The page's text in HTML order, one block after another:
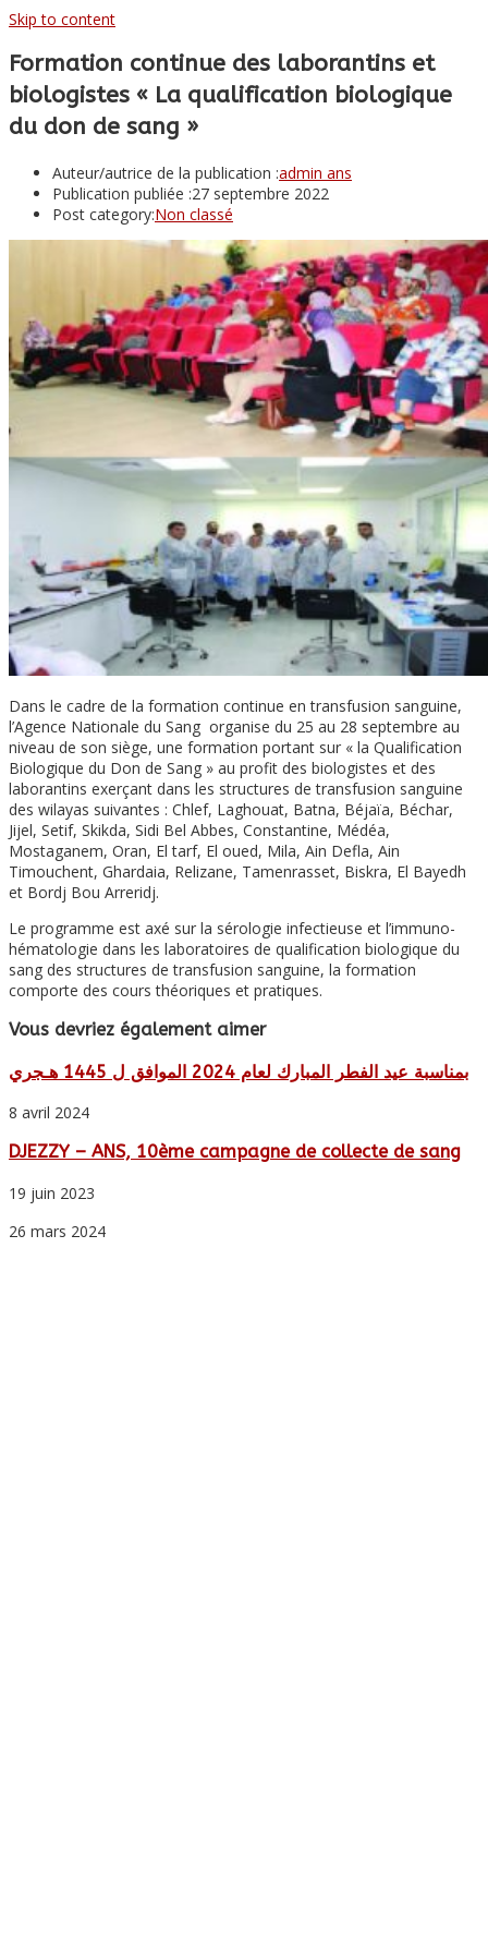
Skip to content
Formation continue des laborantins et
biologistes « La qualification biologique
du don de sang »
Auteur/autrice de la publication :admin ans
Publication publiée :27 septembre 2022
Post category:Non classé
Dans le cadre de la formation continue en transfusion sanguine,
l’Agence Nationale du Sang organise du 25 au 28 septembre au
niveau de son siège, une formation portant sur « la Qualification
Biologique du Don de Sang » au profit des biologistes et des
laborantins exerçant dans les structures de transfusion sanguine
des wilayas suivantes : Chlef, Laghouat, Batna, Béjaïa, Béchar,
Jijel, Setif, Skikda, Sidi Bel Abbes, Constantine, Médéa,
Mostaganem, Oran, El tarf, El oued, Mila, Ain Defla, Ain
Timouchent, Ghardaia, Relizane, Tamenrasset, Biskra, El Bayedh
et Bordj Bou Arreridj.
Le programme est axé sur la sérologie infectieuse et l’immuno-
hématologie dans les laboratoires de qualification biologique du
sang des structures de transfusion sanguine, la formation
comporte des cours théoriques et pratiques.
Vous devriez également aimer
بمناسبة عيد الفطر المبارك لعام 2024 الموافق ل 1445 هـجري
8 avril 2024
DJEZZY – ANS, 10ème campagne de collecte de sang
19 juin 2023
26 mars 2024